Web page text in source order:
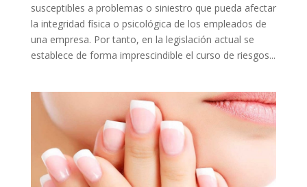
susceptibles a problemas o siniestro que pueda afectar
la integridad física o psicológica de los empleados de
una empresa. Por tanto, en la legislación actual se
establece de forma imprescindible el curso de riesgos...